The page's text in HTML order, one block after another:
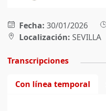
Fecha: 30/01/2026
Localización: SEVILLA
Transcripciones
Con línea temporal